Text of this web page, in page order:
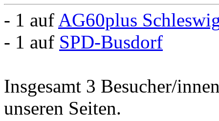
- 1 auf AG60plus
- 1 auf SPD-Busdorf
Insgesamt 3 Besucher/
unseren Seiten.